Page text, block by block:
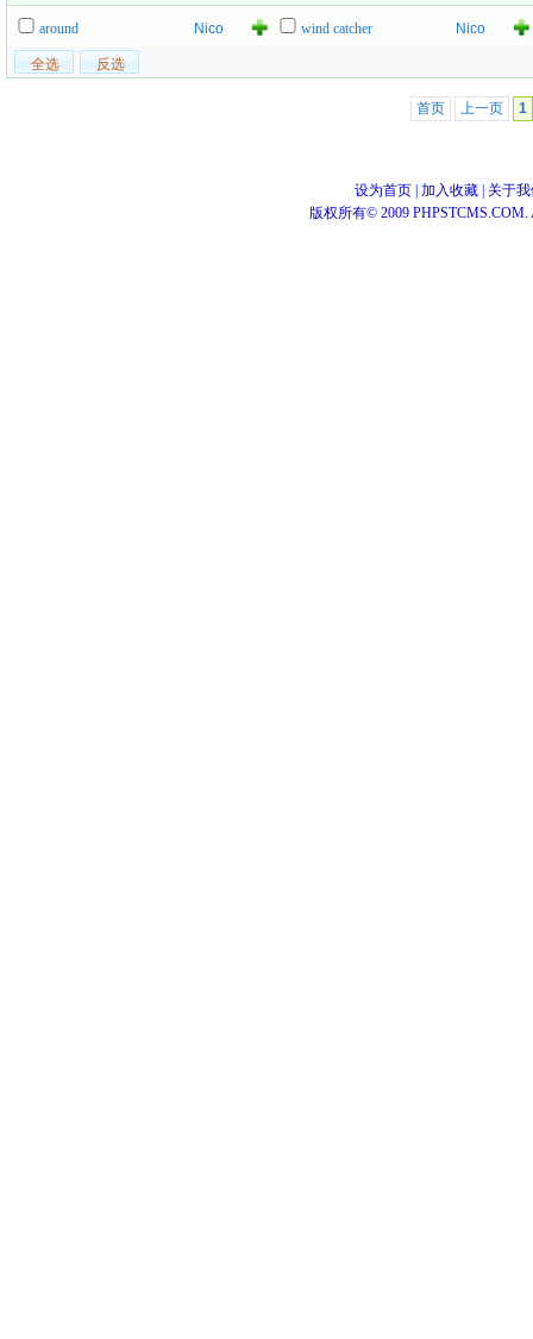
around Nico wind catcher Nico
首页 上一页 1
设为首页 加入收藏
关于
版权所有© 2009 PHPSTCMS.COM.